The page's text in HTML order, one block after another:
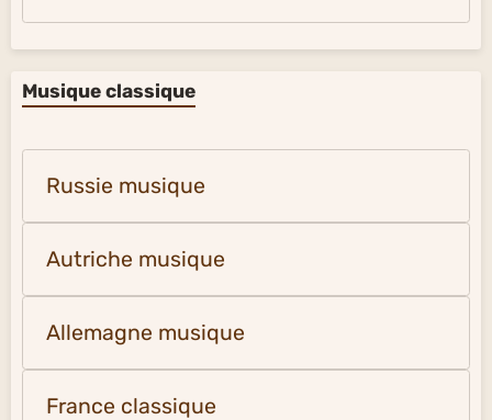
Musique classique
Russie musique
Autriche musique
Allemagne musique
France classique